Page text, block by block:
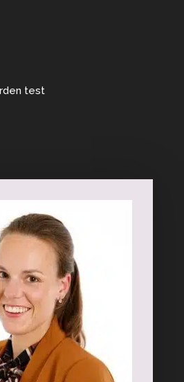
test
Klachten
Vitaliteitsprofessional